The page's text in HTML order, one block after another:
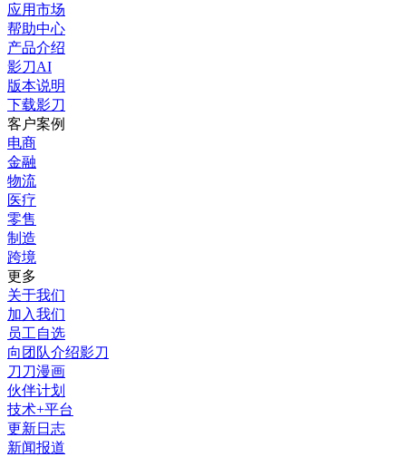
应用市场
帮助中心
产品介绍
影刀AI
版本说明
下载影刀
客户案例
电商
金融
物流
医疗
零售
制造
跨境
更多
关于我们
加入我们
员工自选
向团队介绍影刀
刀刀漫画
伙伴计划
技术+平台
更新日志
新闻报道